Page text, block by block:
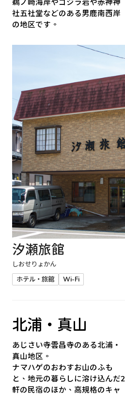
社五社堂などのある男鹿南西岸
の地区です。
汐瀬旅館
しおせりょかん
ホテル・旅館
Wi-Fi
北浦・真山
あじさい寺雲昌寺のある北浦・
真山地区。
ナマハゲのおわすお山のふも
と、地元の暮らしに溶け込んだ2
軒の民宿のほか、高規格のキャ